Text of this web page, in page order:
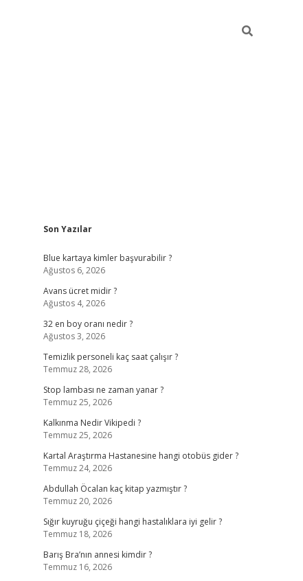
Sidebar
Son Yazılar
Blue kartaya kimler başvurabilir ?
Ağustos 6, 2026
Avans ücret midir ?
Ağustos 4, 2026
32 en boy oranı nedir ?
Ağustos 3, 2026
Temizlik personeli kaç saat çalışır ?
Temmuz 28, 2026
Stop lambası ne zaman yanar ?
Temmuz 25, 2026
Kalkınma Nedir Vikipedi ?
Temmuz 25, 2026
Kartal Araştırma Hastanesine hangi otobüs gider ?
Temmuz 24, 2026
Abdullah Öcalan kaç kitap yazmıştır ?
Temmuz 20, 2026
Sığır kuyruğu çiçeği hangi hastalıklara iyi gelir ?
Temmuz 18, 2026
Barış Bra’nın annesi kimdir ?
Temmuz 16, 2026